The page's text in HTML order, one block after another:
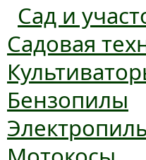
Сад и
Садовая
Бензопилы